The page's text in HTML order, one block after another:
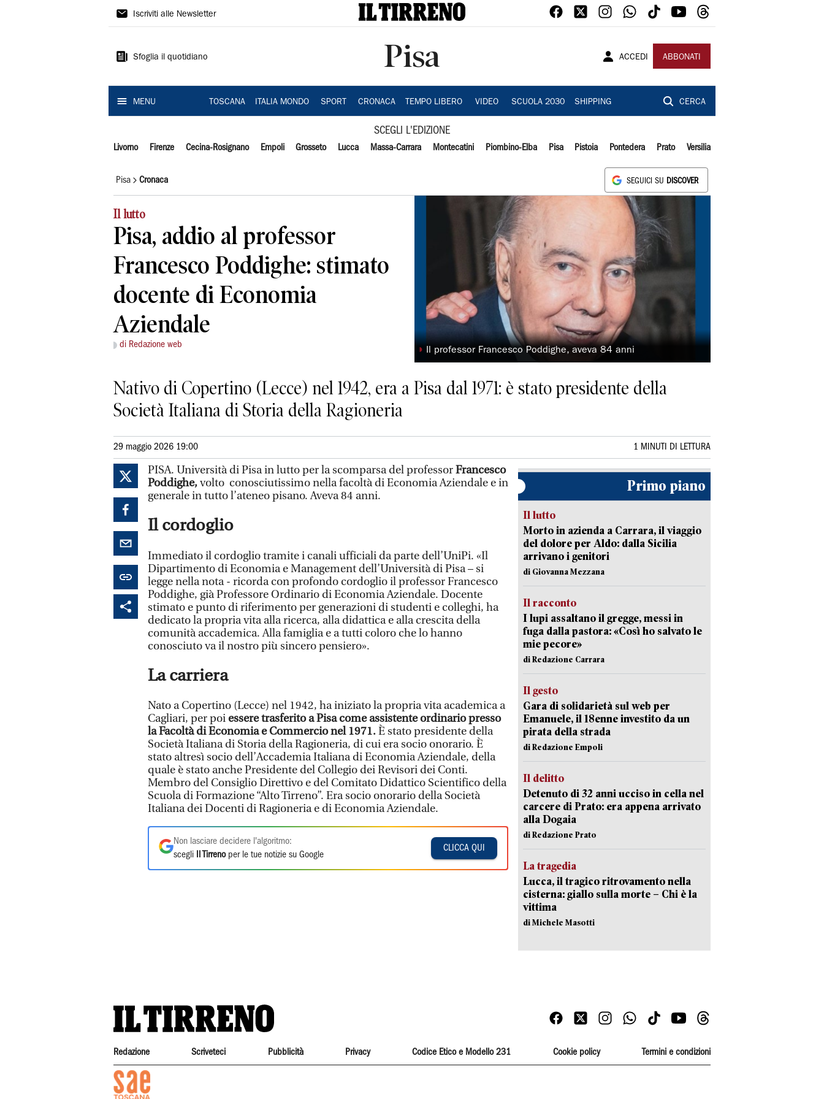
Il
Iscriviti alle Newsletter
Sfoglia il quotidiano Pisa ACCEDI ABBONATI
MENU TOSCANA ITALIA MONDO SPORT CRONACA TEMPO LIBERO VIDEO SCUOLA 2030 SHIPPING CERCA
SCEGLI L'EDIZIONE
Livorno Firenze Cecina-Rosignano Empoli Grosseto Lucca Massa-Carrara Montecatini Piombino-Elba Pisa Pistoia Pontedera Prato Versilia
Pisa Cronaca SEGUICI SU DISCOVER
Il lutto
Pisa, addio al professor
Francesco Poddighe: stimato
docente di Economia
Aziendale
di Redazione web
◗ Il professor Francesco Poddighe, aveva 84 anni
Nativo di Copertino (Lecce) nel 1942, era a Pisa dal 1971: è stato presidente della
Società Italiana di Storia della Ragioneria
29 maggio 2026 19:00 1 MINUTI DI LETTURA
PISA. Università di Pisa in lutto per la scomparsa del professorFrancesco
Poddighe,volto conosciutissimo nella facoltà di Economia Aziendale e in
generale in tutto l’ateneo pisano. Aveva 84 anni.
Il cordoglio
Immediato il cordoglio tramite i canali ufficiali da parte dell’UniPi. «Il
Dipartimento di Economia e Management dell’Università di Pisa – si
legge nella nota - ricorda con profondo cordoglio il professor Francesco
Poddighe, già Professore Ordinario di Economia Aziendale. Docente
stimato e punto di riferimento per generazioni di studenti e colleghi, ha
dedicato la propria vita alla ricerca, alla didattica e alla crescita della
comunità accademica. Alla famiglia e a tutti coloro che lo hanno
conosciuto va il nostro più sincero pensiero».
La carriera
Nato a Copertino (Lecce) nel 1942, ha iniziato la propria vita academica a
Cagliari, per poi essere trasferito a Pisa come assistente ordinario presso
la Facoltà di Economia e Commercio nel 1971.È stato presidente della
Società Italiana di Storia della Ragioneria, di cui era socio onorario. È
stato altresì socio dell’Accademia Italiana di Economia Aziendale, della
quale è stato anche Presidente del Collegio dei Revisori dei Conti.
Membro del Consiglio Direttivo e del Comitato Didattico Scientifico della
Scuola di Formazione “Alto Tirreno”. Era socio onorario della Società
Italiana dei Docenti di Ragioneria e di Economia Aziendale.
Non lasciare decidere l'algoritmo:
scegli
Il Tirrenoper le tue notizie su Google
CLICCA QUI
Primo piano
Il lutto
Morto in azienda a Carrara, il viaggio
del dolore per Aldo: dalla Sicilia
arrivano i genitori
di Giovanna Mezzana
Il racconto
I lupi assaltano il gregge, messi in
fuga dalla pastora: «Così ho salvato le
mie pecore»
di Redazione Carrara
Il gesto
Gara di solidarietà sul web per
Emanuele, il 18enne investito da un
pirata della strada
di Redazione Empoli
Il delitto
Detenuto di 32 anni ucciso in cella nel
carcere di Prato: era appena arrivato
alla Dogaia
di Redazione Prato
La tragedia
Lucca, il tragico ritrovamento nella
cisterna: giallo sulla morte – Chi è la
vittima
di Michele Masotti
Redazione Scriveteci Pubblicità Privacy Codice Etico e Modello 231 Cookie policy Termini e condizioni